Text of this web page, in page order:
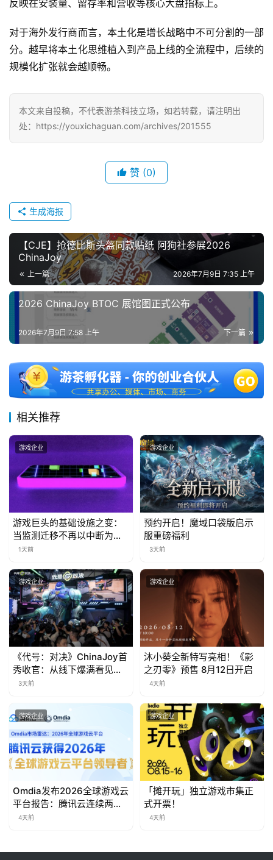
反映在安装量、留存率和营收等核心大盘指标上。
对于海外发行商而言，本土化是增长战略中不可分割的一部
分。越早将本土化思维植入到产品上线的全流程中，后续的
规模化扩张就会越顺畅。
本文来自投稿，不代表游茶科技立场，如若转载，请注明出
处：https://youxichaguan.com/archives/201555
赞 (0)
生成海报
【CJE】抢德比斯头盔同款贴纸 阿狗社参展2026
ChinaJoy
上一篇 2026年7月9日 7:35 上午
2026 ChinaJoy BTOC 展馆图正式公布
下一篇
2026年7月9日 7:58 上午
相关推荐
游戏企业
游戏巨头的基础设施之变：
当监测迁移不再以中断为代
价
1天前
游戏企业
预约开启！魔域口袋版启示
服重磅福利
3天前
游戏企业
《代号：对决》ChinaJoy首
秀收官：从线下爆满看见玩
家的真实期待
3天前
游戏企业
沐小葵全新特写亮相！《影
之刃零》预售 8月12日开启
4天前
游戏企业
Omdia发布2026全球游戏云
平台报告：腾讯云连续两年
入选“领导者”象限
4天前
游戏企业
「摊开玩」独立游戏市集正
式开票！
4天前